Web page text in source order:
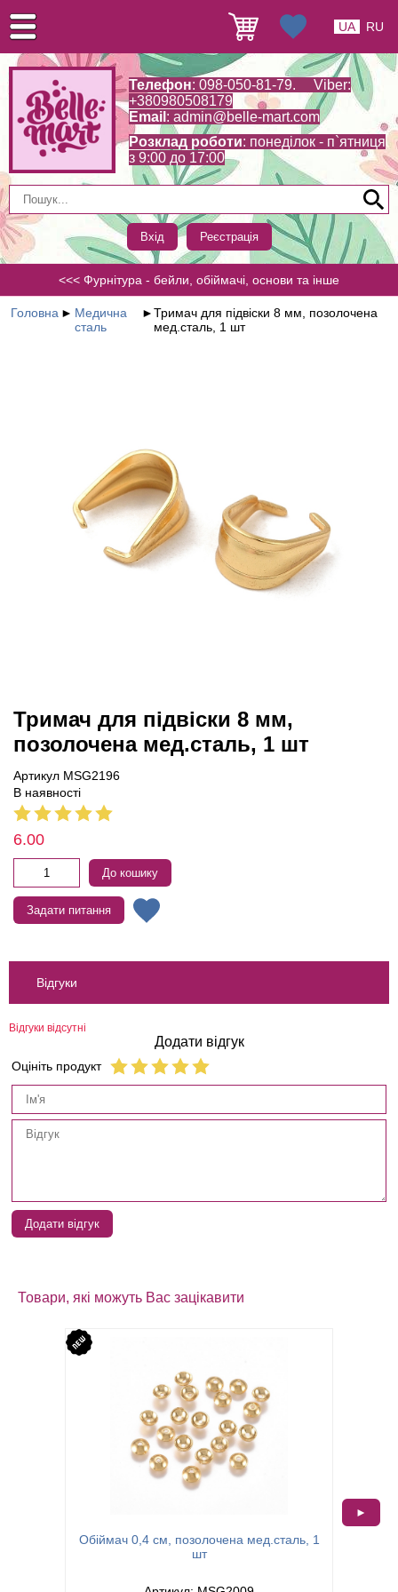
Телефон: 098-050-81-79. Viber:
+380980508179
Email : admin@belle-mart.com
Розклад роботи: понеділок - п`ятниця
з 9:00 до 17:00
Вхід Реєстрація
UA RU
<<< Фурнітура - бейли, обіймачі, основи та інше
Головна ► Медична
сталь
►Тримач для підвіски 8 мм, позолочена
мед.сталь, 1 шт
Тримач для підвіски 8 мм,
позолочена мед.сталь, 1 шт
Артикул MSG2196
В наявності
6.00
До кошику
Задати питання
Відгуки
Відгуки відсутні
Додати відгук
Оцініть продукт
Додати відгук
Товари, які можуть Вас зацікавити
Обіймач 0,4 см, позолочена мед.сталь, 1
шт
►